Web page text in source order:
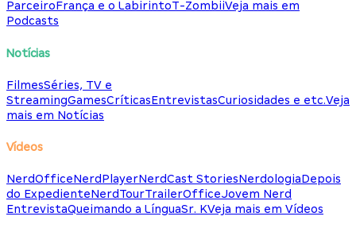
ParceiroFrança e o LabirintoT-ZombiiVeja mais em
Podcasts
Notícias
FilmesSéries, TV e
StreamingGamesCríticasEntrevistasCuriosidades e etc.Veja
mais em Notícias
Vídeos
NerdOfficeNerdPlayerNerdCast StoriesNerdologiaDepois
do ExpedienteNerdTourTrailerOfficeJovem Nerd
EntrevistaQueimando a LínguaSr. KVeja mais em Vídeos